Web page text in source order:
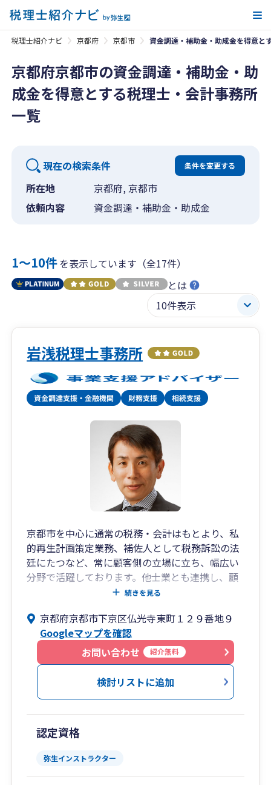
税理士紹介ナビ 京都府 京都市 資金調達・補助金・助成金を得意と
京都府京都市の資金調達・補助金・助
成金を得意とする税理士・会計事務所
一覧
現在の検索条件 条件を変更する
所在地
京都府, 京都市
依頼内容
資金調達・補助金・助成金
1〜10件を表示しています（全17件）
とは
岩浅税理士事務所
京都市を中心に通常の税務・会計はもとより、私
的再生計画策定業務、補佐人として税務訴訟の法
廷にたつなど、常に顧客側の立場に立ち、幅広い
分野で活躍しております。他士業とも連携し、顧
客側の立場に立った幅広い相談が可能です。
続きを見る
京都府京都市下京区仏光寺東町１２９番地９
Googleマップを確認
お問い合わせ
紹介無料
検討リストに追加
認定資格
弥生インストラクター